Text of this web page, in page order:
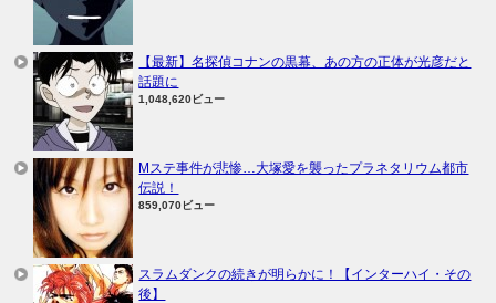
【最新】名探偵コナンの黒幕、あの方の正体が光彦だと
話題に
1,048,620ビュー
Mステ事件が悲惨…大塚愛を襲ったプラネタリウム都市
伝説！
859,070ビュー
スラムダンクの続きが明らかに！【インターハイ・その
後】